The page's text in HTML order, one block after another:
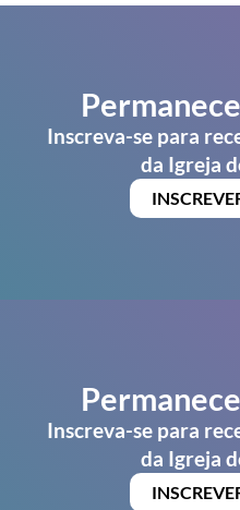
Inscreva-se para
da Igreja
Inscreva-se para
da Igreja